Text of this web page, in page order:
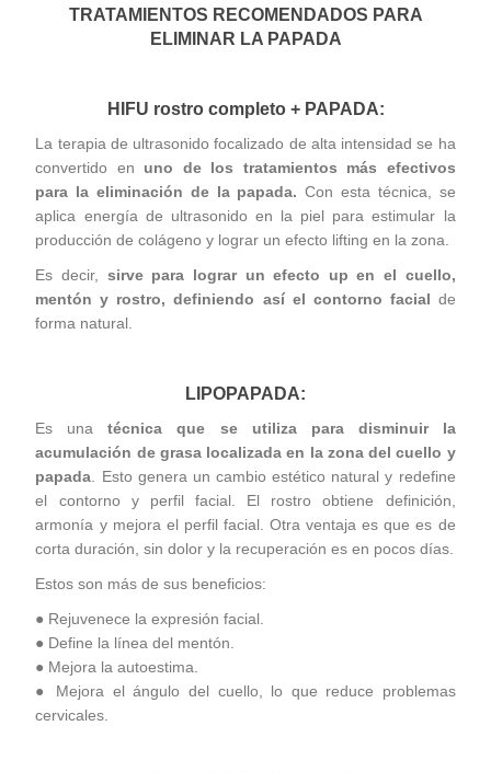
TRATAMIENTOS RECOMENDADOS PARA
ELIMINAR LA PAPADA
HIFU rostro completo + PAPADA:
La terapia de ultrasonido focalizado de alta intensidad se ha
convertido en uno de los tratamientos más efectivos
para la eliminación de la papada. Con esta técnica, se
aplica energía de ultrasonido en la piel para estimular la
producción de colágeno y lograr un efecto lifting en la zona.
Es decir, sirve para lograr un efecto up en el cuello,
mentón y rostro, definiendo así el contorno facial de
forma natural.
LIPOPAPADA:
Es unatécnica que se utiliza para disminuir la
acumulación de grasa localizada en la zona del cuello y
papada
Esto genera un cambio estético natural y redefine
el contorno y perfil facial. El rostro obtiene definición,
armonía y mejora el perfil facial. Otra ventaja es que es de
corta duración, sin dolor y la recuperación es en pocos días.
Estos son más de sus beneficios:
● Rejuvenece la expresión facial.
● Define la línea del mentón.
● Mejora la autoestima.
● Mejora el ángulo del cuello, lo que reduce problemas
cervicales.